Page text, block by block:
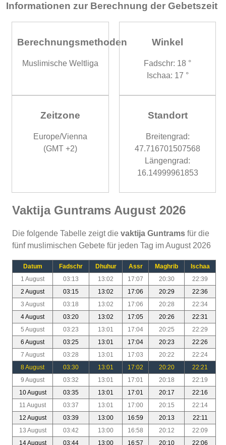
Informationen zur Berechnung der Gebetszeit
Berechnungsmethoden
Muslimische Weltliga
Winkel
Fadschr: 18 °
Ischaa: 17 °
Zeitzone
Europe/Vienna
(GMT +2)
Standort
Breitengrad:
47.716701507568
Längengrad:
16.14999961853
Vaktija Guntrams August 2026
Die folgende Tabelle zeigt die vaktija Guntrams für die
fünf muslimischen Gebete für jeden Tag im August 2026
Datum Fadschr Dhuhur Assr Maghrib
Ischaa
1 August
03:13 13:02 17:07 20:30
22:39
2 August
03:15 13:02 17:06 20:29
22:36
3 August
03:18 13:02 17:06 20:28
22:34
4 August
03:20 13:02 17:05 20:26
22:31
5 August
03:23 13:01 17:04 20:25
22:29
6 August
03:25 13:01 17:04 20:23
22:26
7 August
03:28 13:01 17:03 20:22
22:24
8 August
03:30 13:01 17:02 20:20
22:21
9 August
03:32 13:01 17:01 20:18
22:19
10 August
03:35 13:01 17:01 20:17
22:16
11 August
03:37 13:01 17:00 20:15
22:14
12 August
03:39 13:00 16:59 20:13
22:11
13 August
03:42 13:00 16:58 20:12
22:09
14 August
03:44 13:00 16:57 20:10 22:06